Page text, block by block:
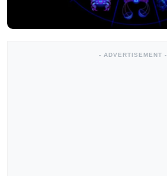
- ADVERTISEMENT -